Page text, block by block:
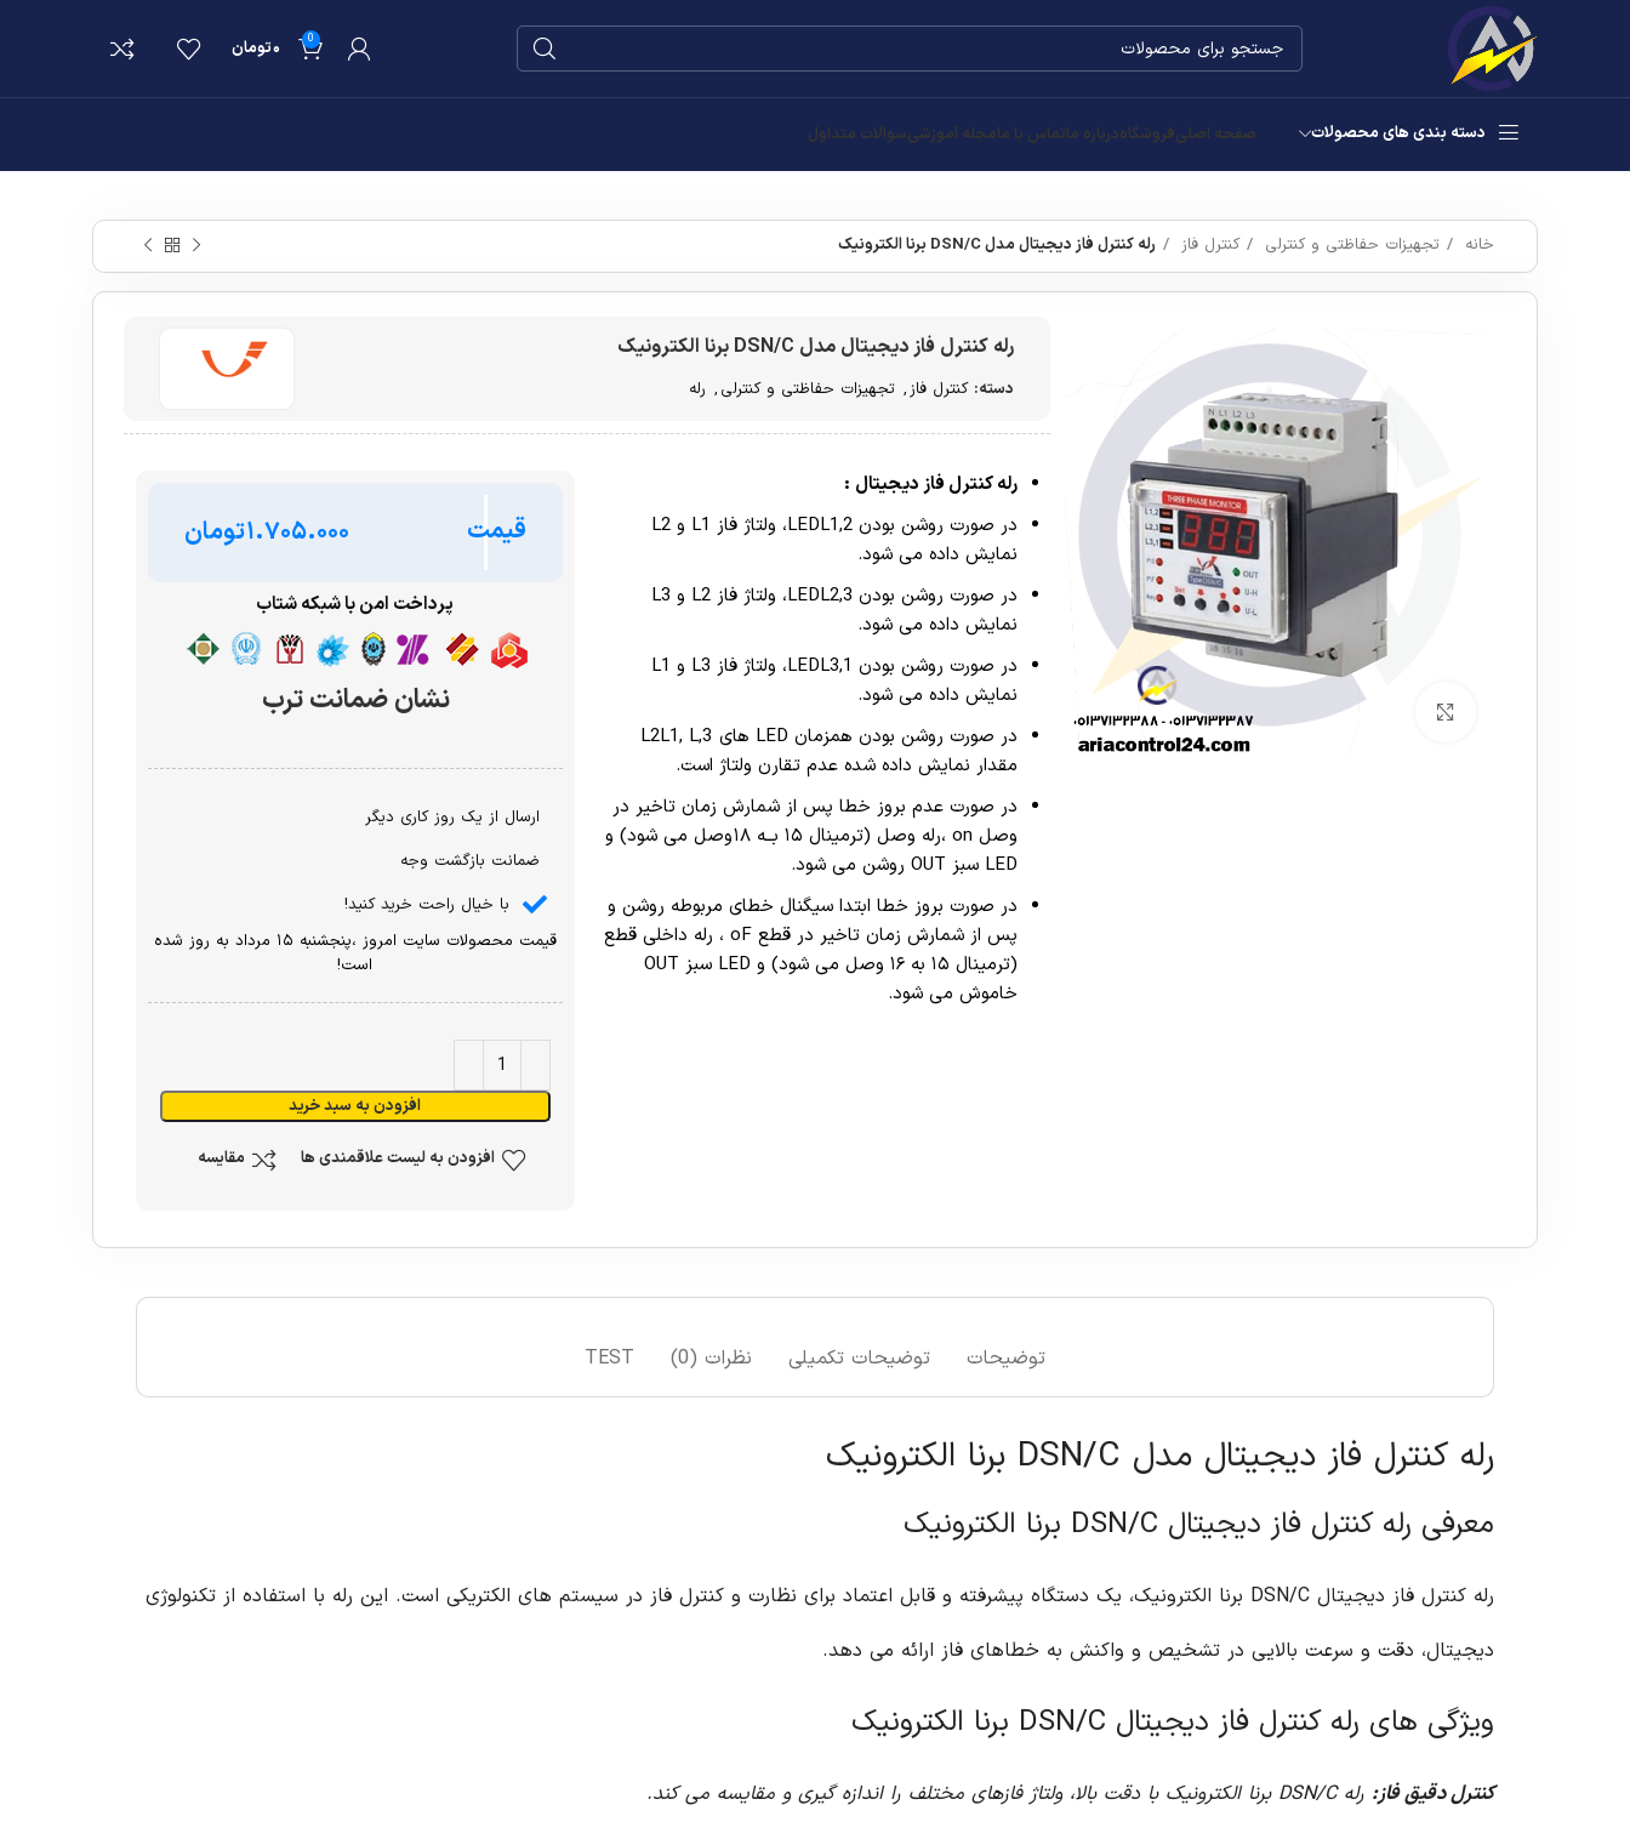
0 ۰تومان
دسته بندی های محصولات صفحه اصلیفروشگاهدرباره ماتماس با مامجله آموزشیسوالات متداول
خانه تجهیزات حفاظتی و کنترلی کنترل فاز رله کنترل فاز دیجیتال مدل DSN/C برنا الکترونیک
برای بزرگنمایی کلیک کنید
رله کنترل فاز دیجیتال مدل DSN/C برنا الکترونیک
دسته: کنترل فاز , تجهیزات حفاظتی و کنترلی , رله
رله کنترل فاز دیجیتال :
در صورت روشن بودن 2,LEDL1، ولتاژ فاز L1 و L2
نمایش داده می شود.
در صورت روشن بودن 3,LEDL2، ولتاژ فاز L2 و L3
نمایش داده می شود.
در صورت روشن بودن 1,LEDL3، ولتاژ فاز L3 و L1
نمایش داده می شود.
در صورت روشن بودن همزمان LED های 3,L2L1, L
مقدار نمایش داده شده عدم تقارن ولتاژ است.
در صورت عدم بروز خطا پس از شمارش زمان تاخیر در
وصل on ،رله وصل (ترمینال ۱۵ بــه ۱۸ وصل می شود) و
LED سبز OUT روشن می شود.
در صورت بروز خطا ابتدا سیگنال خطای مربوطه روشن و
پس از شمارش زمان تاخیر در قطع oF ، رله داخلی قطع
(ترمینال ۱۵ به ۱۶ وصل می شود) و LED سبز OUT
خاموش می شود.
قیمت تومان
پرداخت امن با شبکه شتاب
نشان ضمانت ترب
ارسال از یک روز کاری دیگر
ضمانت بازگشت وجه
با خیال راحت خرید کنید!
قیمت محصولات سایت امروز ،پنجشنبه ۱۵ مرداد به روز شده
است!
افزودن به سبد خرید
افزودن به لیست علاقمندی ها مقایسه
توضیحات توضیحات تکمیلی نظرات (0) TEST
رله کنترل فاز دیجیتال مدل DSN/C برنا الکترونیک
معرفی رله کنترل فاز دیجیتال DSN/C برنا الکترونیک
رله کنترل فاز دیجیتال DSN/C برنا الکترونیک، یک دستگاه پیشرفته و قابل اعتماد برای نظارت و کنترل فاز در سیستم های الکتریکی است. این رله با استفاده از تکنولوژی
دیجیتال، دقت و سرعت بالایی در تشخیص و واکنش به خطاهای فاز ارائه می دهد.
ویژگی های رله کنترل فاز دیجیتال DSN/C برنا الکترونیک
کنترل دقیق فاز: رله DSN/C برنا الکترونیک با دقت بالا، ولتاژ فازهای مختلف را اندازه گیری و مقایسه می کند.